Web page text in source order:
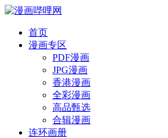
首页
漫画专区
PDF漫画
JPG漫画
香港漫画
全彩漫画
高品甄选
合辑漫画
连环画册